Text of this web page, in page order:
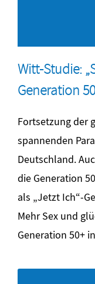
Witt-Studie:
Generation
Fortsetzung der
spannenden
Deutschland.
die Generation
als „Jetzt Ich“-
Mehr Sex und
Generation 50+